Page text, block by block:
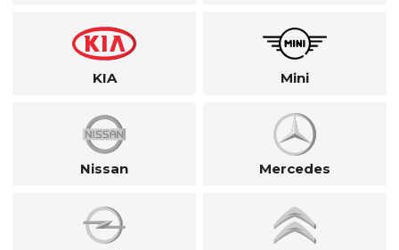
KIA Mini
Nissan Mercedes